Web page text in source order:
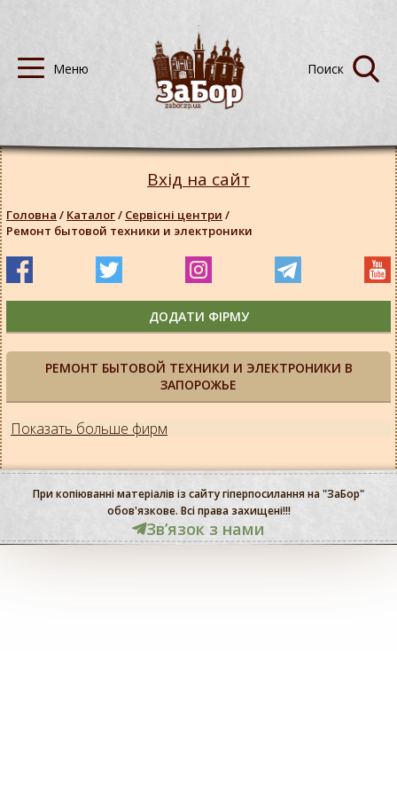
РЕМОНТ БЫТОВОЙ ТЕХНИКИ И ЭЛЕКТРОНИКИ В
ЗАПОРОЖЬЕ
Показать больше фирм
Вхід на сайт
Головна / Каталог/ Сервісні центри /
Ремонт бытовой техники и электроники
ДОДАТИ ФІРМУ
При копіюванні матеріалів із сайту гіперпосилання на "ЗаБор"
обов'язкове. Всі права захищені!!!
Звʼязок з нами